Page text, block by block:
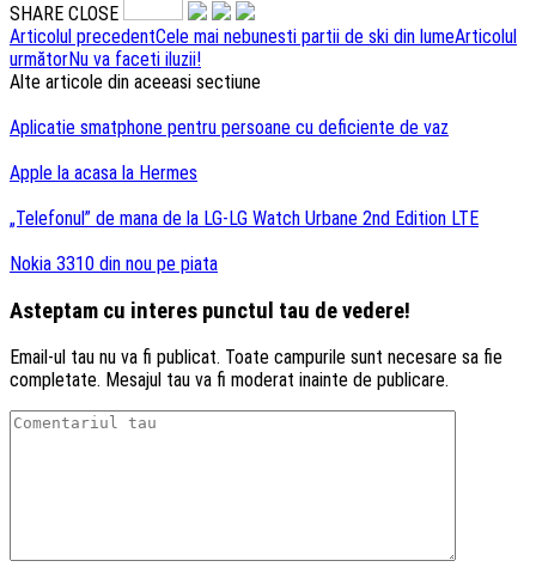
SHARE CLOSE
Navigare
articole
Articolul precedentCele mai nebunesti partii de ski din lumeArticolul
următorNu va faceti iluzii!
Alte articole din aceeasi sectiune
Aplicatie smatphone pentru persoane cu deficiente de vaz
Apple la acasa la Hermes
„Telefonul” de mana de la LG-LG Watch Urbane 2nd Edition LTE
Nokia 3310 din nou pe piata
Asteptam cu interes punctul tau de vedere!
Email-ul tau nu va fi publicat. Toate campurile sunt necesare sa fie
completate. Mesajul tau va fi moderat inainte de publicare.